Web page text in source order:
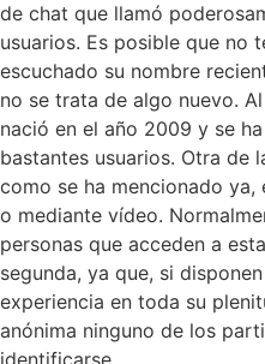
de chat que llamó
usuarios. Es posible que no
escuchado su nombre
no se trata de algo nuevo.
nació en el año 2009 y se
bastantes usuarios. Otra de
como se ha mencionado
o mediante vídeo.
personas que acceden a
segunda, ya que, si
experiencia en toda su
anónima ninguno de los